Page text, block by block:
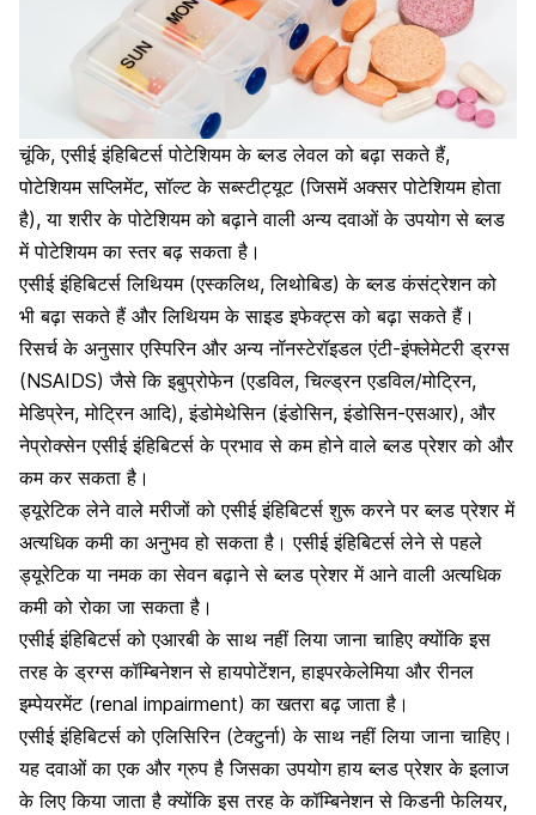
चूंकि, एसीई इंहिबिटर्स पोटेशियम के ब्लड लेवल को बढ़ा सकते हैं,
पोटेशियम सप्लिमेंट, सॉल्ट के सब्स्टीट्यूट (जिसमें अक्सर पोटेशियम होता
है), या शरीर के पोटेशियम को बढ़ाने वाली अन्य दवाओं के उपयोग से ब्लड
में पोटेशियम का स्तर बढ़ सकता है।
एसीई इंहिबिटर्स लिथियम (एस्कलिथ, लिथोबिड) के ब्लड कंसंट्रेशन को
भी बढ़ा सकते हैं और लिथियम के साइड इफेक्ट्स को बढ़ा सकते हैं।
रिसर्च के अनुसार एस्पिरिन और अन्य नॉनस्टेरॉइडल एंटी-इंफ्लेमेटरी ड्रग्स
(NSAIDS) जैसे कि इबुप्रोफेन (एडविल, चिल्ड्रन एडविल/मोट्रिन,
मेडिप्रेन, मोट्रिन आदि), इंडोमेथेसिन (इंडोसिन, इंडोसिन-एसआर), और
नेप्रोक्सेन एसीई इंहिबिटर्स के प्रभाव से कम होने वाले ब्लड प्रेशर को और
कम कर सकता है।
ड्यूरेटिक लेने वाले मरीजों कोएसीई इंहिबिटर्स शुरू करने पर ब्लड प्रेशर में
अत्यधिक कमी का अनुभव हो सकता है। एसीई इंहिबिटर्स लेने से पहले
ड्यूरेटिक या नमक का सेवन बढ़ाने से ब्लड प्रेशर में आने वाली अत्यधिक
कमी को रोका जा सकता है।
एसीई इंहिबिटर्स को एआरबी के साथ नहीं लिया जाना चाहिए क्योंकि इस
तरह के ड्रग्स कॉम्बिनेशन सेहायपोटेंशन, हाइपरकेलेमिया और रीनल
इम्पेयरमेंट (renal impairment) का खतरा बढ़ जाता है।
एसीई इंहिबिटर्स को एलिसिरिन (टेक्टुर्ना) के साथ नहीं लिया जाना चाहिए।
यह दवाओं का एक और ग्रुप है जिसका उपयोग हाय ब्लड प्रेशर के इलाज
के लिए किया जाता है क्योंकि इस तरह के कॉम्बिनेशन से किडनी फेलियर,